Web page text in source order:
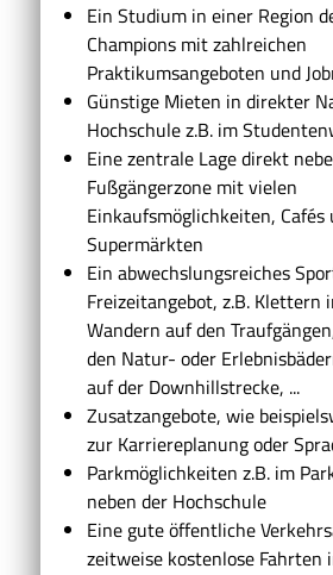
Ein Studium in einer Region
Champions mit zahlreichen
Praktikumsangeboten und
Günstige Mieten in direkter
Hochschule z.B. im
Eine zentrale Lage direkt
Fußgängerzone mit vielen
Einkaufsmöglichkeiten, Cafés
Supermärkten
Ein abwechslungsreiches
Freizeitangebot, z.B. Klettern
Wandern auf den
den Natur- oder
auf der Downhillstrecke, ...
Zusatzangebote, wie
zur Karriereplanung oder
Parkmöglichkeiten z.B. im
neben der Hochschule
Eine gute öffentliche
zeitweise kostenlose Fahrten